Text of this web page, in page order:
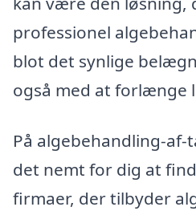
professionel
blot det synlige
også med at forlænge
På algebehandling-
det nemt for dig at
firmaer, der tilbyder